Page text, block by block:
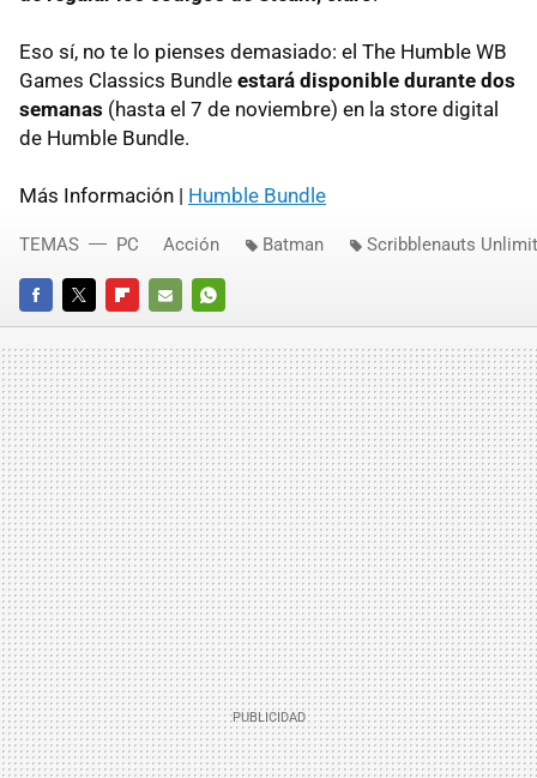
Eso sí, no te lo pienses demasiado: el The Humble WB
Games Classics Bundle estará disponible durante dos
semanas (hasta el 7 de noviembre) en la store digital
de Humble Bundle.
Más Información | Humble Bundle
FACEBOOKTWITTERFLIPBOARD
E-
MAIL
WHATSAPP
TEMAS PC Acción Batman Scribblenauts